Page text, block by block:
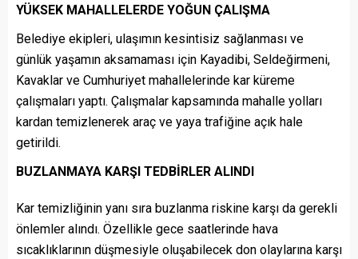
YÜKSEK MAHALLELERDE YOĞUN ÇALIŞMA
Belediye ekipleri, ulaşımın kesintisiz sağlanması ve
günlük yaşamın aksamaması için Kayadibi, Seldeğirmeni,
Kavaklar ve Cumhuriyet mahallelerinde kar küreme
çalışmaları yaptı. Çalışmalar kapsamında mahalle yolları
kardan temizlenerek araç ve yaya trafiğine açık hale
getirildi.
BUZLANMAYA KARŞI TEDBİRLER ALINDI
Kar temizliğinin yanı sıra buzlanma riskine karşı da gerekli
önlemler alındı. Özellikle gece saatlerinde hava
sıcaklıklarının düşmesiyle oluşabilecek don olaylarına karşı